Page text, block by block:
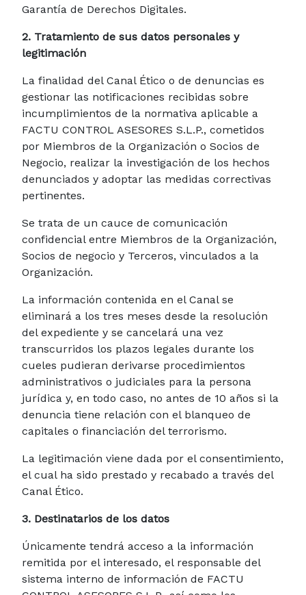
Garantía de Derechos Digitales.
2. Tratamiento de sus datos personales y
legitimación
La finalidad del Canal Ético o de denuncias es
gestionar las notificaciones recibidas sobre
incumplimientos de la normativa aplicable a
FACTU CONTROL ASESORES S.L.P., cometidos
por Miembros de la Organización o Socios de
Negocio, realizar la investigación de los hechos
denunciados y adoptar las medidas correctivas
pertinentes.
Se trata de un cauce de comunicación
confidencial entre Miembros de la Organización,
Socios de negocio y Terceros, vinculados a la
Organización.
La información contenida en el Canal se
eliminará a los tres meses desde la resolución
del expediente y se cancelará una vez
transcurridos los plazos legales durante los
cueles pudieran derivarse procedimientos
administrativos o judiciales para la persona
jurídica y, en todo caso, no antes de 10 años si la
denuncia tiene relación con el blanqueo de
capitales o financiación del terrorismo.
La legitimación viene dada por el consentimiento,
el cual ha sido prestado y recabado a través del
Canal Ético.
3. Destinatarios de los datos
Únicamente tendrá acceso a la información
remitida por el interesado, el responsable del
sistema interno de información de FACTU